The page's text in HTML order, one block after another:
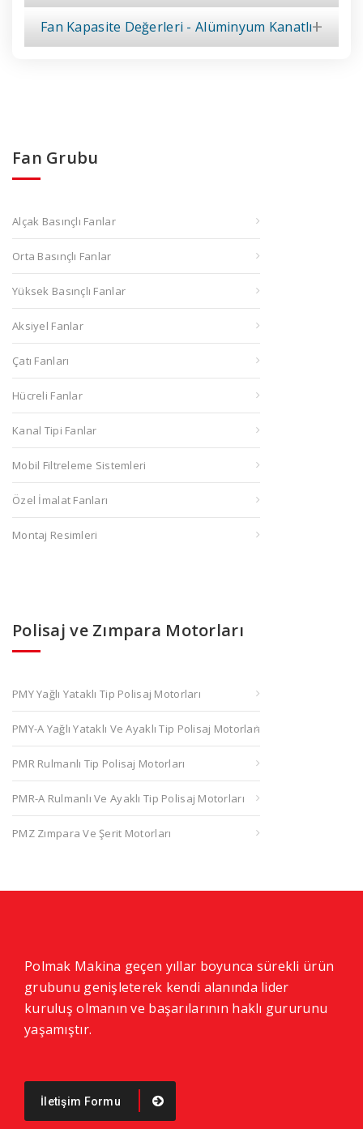
Fan Kapasite Değerleri - Alüminyum Kanatlı
Fan Grubu
Alçak Basınçlı Fanlar
Orta Basınçlı Fanlar
Yüksek Basınçlı Fanlar
Aksiyel Fanlar
Çatı Fanları
Hücreli Fanlar
Kanal Tipi Fanlar
Mobil Filtreleme Sistemleri
Özel İmalat Fanları
Montaj Resimleri
Polisaj ve Zımpara Motorları
PMY Yağlı Yataklı Tip Polisaj Motorları
PMY-A Yağlı Yataklı Ve Ayaklı Tip Polisaj Motorları
PMR Rulmanlı Tip Polisaj Motorları
PMR-A Rulmanlı Ve Ayaklı Tip Polisaj Motorları
PMZ Zımpara Ve Şerit Motorları
Polmak Makina geçen yıllar boyunca sürekli ürün
grubunu genişleterek kendi alanında lider
kuruluş olmanın ve başarılarının haklı gururunu
yaşamıştır.
İletişim Formu